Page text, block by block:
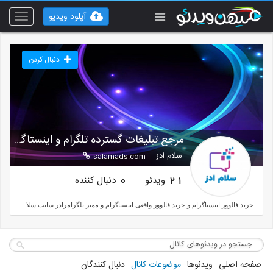
Toggle
آپلود ویدیو
مرجع تبلیغات گسترده تلگرام و اینستاگرام
سلام ادز salamads.com
دنبال کردن
21 ویدئو 0 دنبال کننده
صفحه اصلی ویدئوها موضوعات کانال دنبال کنندگان